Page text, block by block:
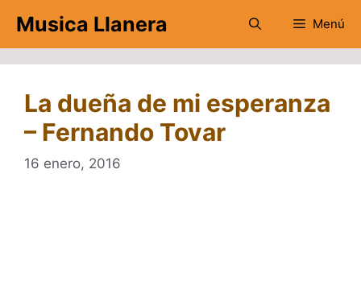
contenido
Musica Llanera Menú
La dueña de mi esperanza
– Fernando Tovar
16 enero, 2016